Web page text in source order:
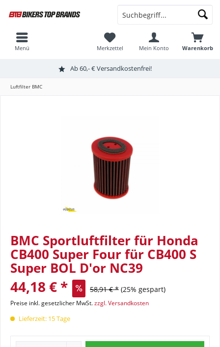
Ab 60,- € Versandkostenfrei!
Warenkorb
Merkzettel Mein Konto
Menü
Luftfilter BMC
BMC Sportluftfilter für Honda
CB400 Super Four für CB400 S
Super BOL D'or NC39
44,18 € * 58,91 € * (25% gespart)
Preise inkl. gesetzlicher MwSt.zzgl. Versandkosten
Lieferzeit: 15 Tage